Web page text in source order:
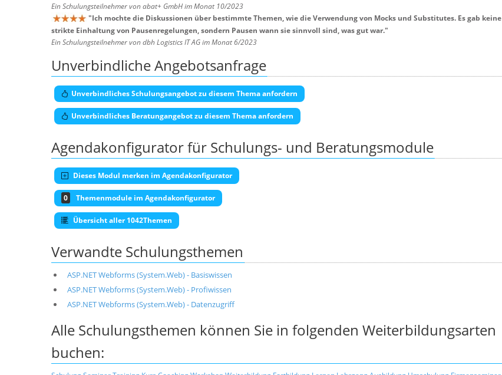
Ein Schulungsteilnehmer von abat+ GmbH im Monat 10/2023
"Ich mochte die Diskussionen über bestimmte Themen, wie die Verwendung von Mocks und Substitutes. Es gab keine
strikte Einhaltung von Pausenregelungen, sondern Pausen wann sie sinnvoll sind, was gut war."
Ein Schulungsteilnehmer von dbh Logistics IT AG im Monat 6/2023
Unverbindliche Angebotsanfrage
Unverbindliches Schulungsangebot zu diesem Thema anfordern
Unverbindliches Beratungangebot zu diesem Thema anfordern
Agendakonfigurator für Schulungs- und Beratungsmodule
Dieses Modul merken im Agendakonfigurator
0 Themenmodule im Agendakonfigurator
Übersicht aller 1042Themen
Verwandte Schulungsthemen
ASP.NET Webforms (System.Web) - Basiswissen
ASP.NET Webforms (System.Web) - Profiwissen
ASP.NET Webforms (System.Web) - Datenzugriff
Alle Schulungsthemen können Sie in folgenden Weiterbildungsarten
buchen: